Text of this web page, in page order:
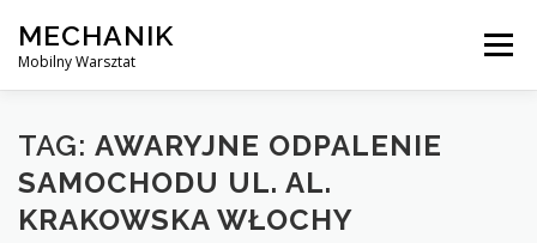
content
MECHANIK
Mobilny Warsztat
Menu
MOBILNY MECHANIK ELEKTRYK SAMOCHODOWY
BLOG KONTAKT
TAG: AWARYJNE ODPALENIE
SAMOCHODU UL. AL.
KRAKOWSKA WŁOCHY